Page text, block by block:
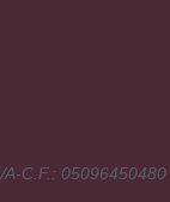
C.F.: 05096450480